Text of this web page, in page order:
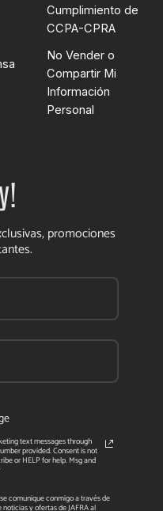
Cumplimiento de
CCPA-CPRA
No Vender o
Compartir Mi
Información
Personal
promociones
text messages through
provided. Consent is not
or HELP for help. Msg and
comunique conmigo a través de
y ofertas de JAFRA al